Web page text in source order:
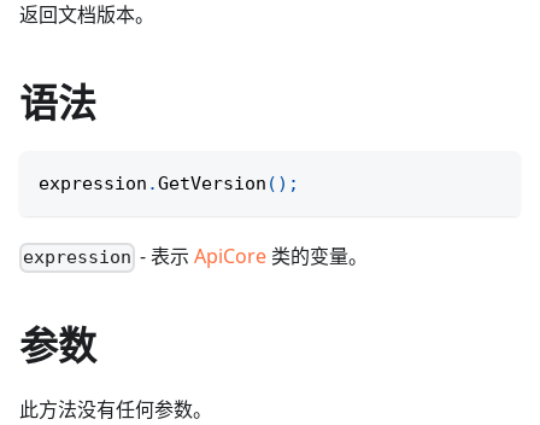
返回文档版本。
语法
expression .GetVersion ( ) ;
expression - 表示ApiCore 类的变量。
参数
此方法没有任何参数。